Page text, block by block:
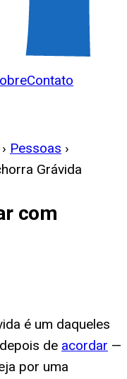
Contato
› Pessoas ›
Grávida
com
é um daqueles
de acordar —
por uma